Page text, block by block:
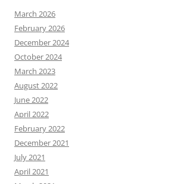
March 2026
February 2026
December 2024
October 2024
March 2023
August 2022
June 2022
April 2022
February 2022
December 2021
July 2021
April 2021